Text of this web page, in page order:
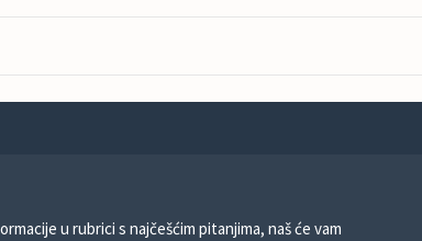
u rubrici s najčešćim pitanjima, naš će vam